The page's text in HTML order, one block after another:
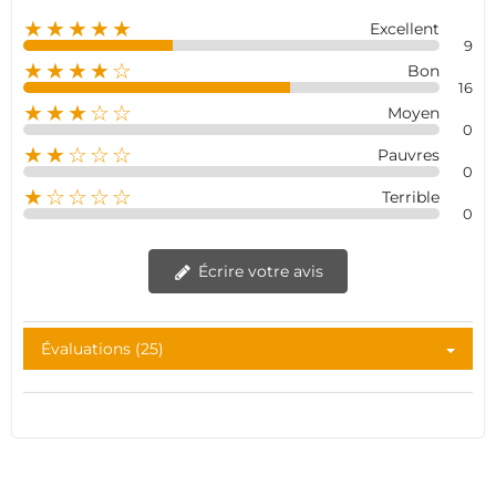
★★★★★ Excellent
9
★★★★☆ Bon
16
★★★☆☆ Moyen
0
★★☆☆☆ Pauvres
0
★☆☆☆☆ Terrible
0
Écrire votre avis
Évaluations (25)